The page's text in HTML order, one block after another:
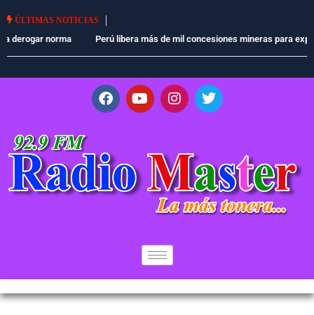
ÚLTIMAS NOTICIAS
Perú libera más de mil concesiones mineras para explorar cobre, oro y
otros minerales